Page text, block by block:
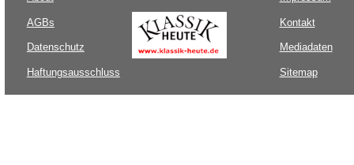
AGBs
Datenschutz
Haftungsausschluss
Kontakt
Mediadaten
Sitemap